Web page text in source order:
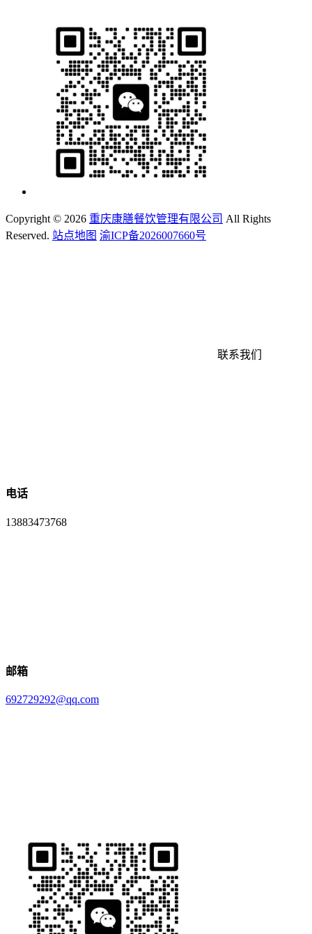
Copyright © 2026 重庆康膳餐饮管理有限公司 All Rights
Reserved. 站点地图 渝ICP备2026007660号
联系我们
电话
13883473768
邮箱
692729292@qq.com